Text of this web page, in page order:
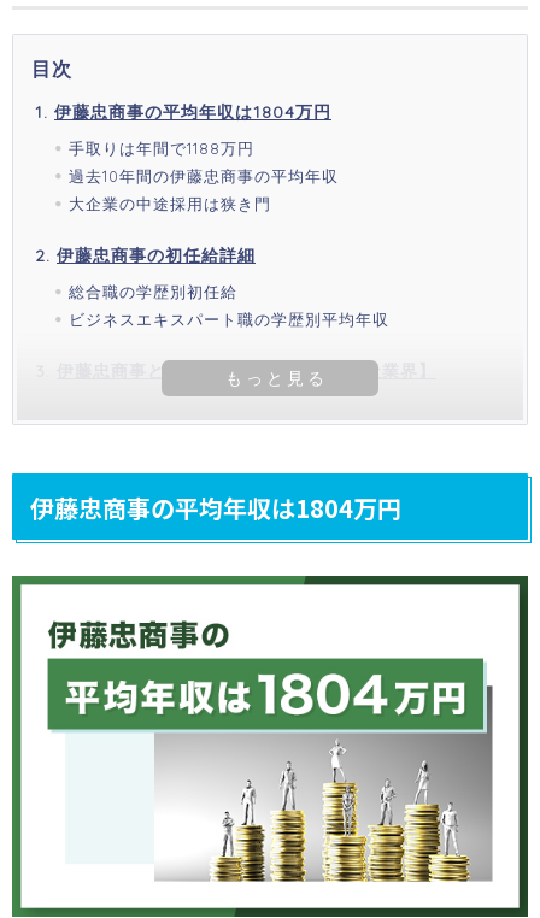
目次
伊藤忠商事の平均年収は1804万円
手取りは年間で1188万円
過去10年間の伊藤忠商事の平均年収
大企業の中途採用は狭き門
伊藤忠商事の初任給詳細
総合職の学歴別初任給
ビジネスエキスパート職の学歴別平均年収
伊藤忠商事と他社の年収比較【総合商社業界】
伊藤忠商事の平均年収は1804万円